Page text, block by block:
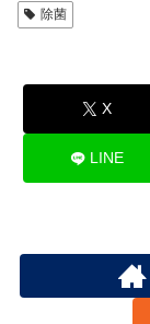
除菌
X
LINE